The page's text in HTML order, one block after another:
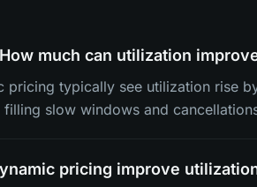
How much can utilization
pricing typically see utilization rise
slow windows and
pricing improve